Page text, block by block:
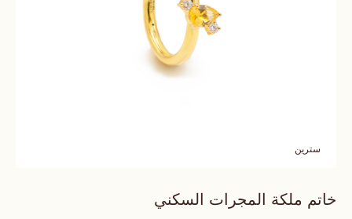
سترين
خاتم ملكة المجرات السكني